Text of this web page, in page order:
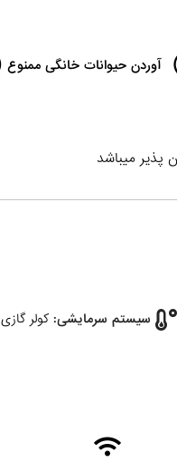
آوردن حیوانات خانگی ممنوع
سیستم سرمایشی: کولر گازی